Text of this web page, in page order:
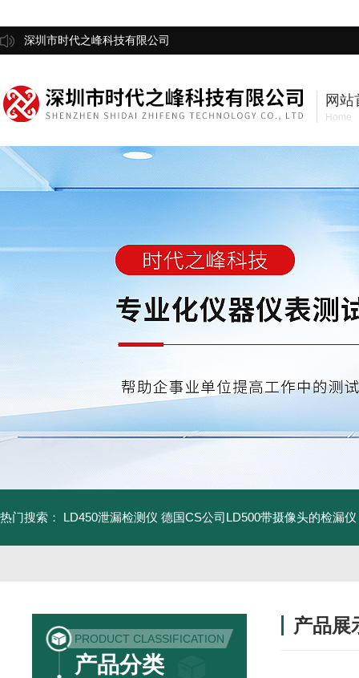
深圳市时代之峰科技有限公司
网站
Home
热门搜索： LD450泄漏检测仪 德国CS公司LD500带摄像头的检漏仪
PRODUCT CLASSIFICATION
产品分类
产品展